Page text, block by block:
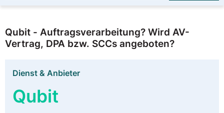
Qubit - Auftragsverarbeitung? Wird AV-
Vertrag, DPA bzw. SCCs angeboten?
Dienst & Anbieter
Qubit